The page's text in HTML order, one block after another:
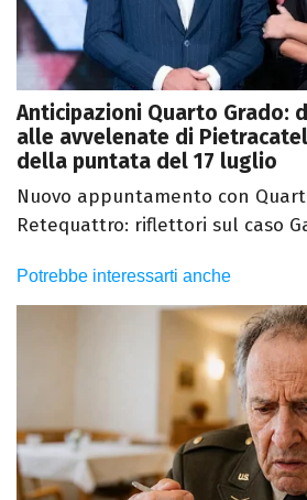
Anticipazioni Quarto Grado:
alle avvelenate di
della puntata del 17 luglio
Nuovo appuntamento con
Retequattro: riflettori sul caso